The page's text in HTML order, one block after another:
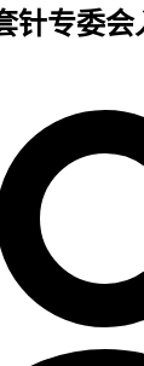
针专委